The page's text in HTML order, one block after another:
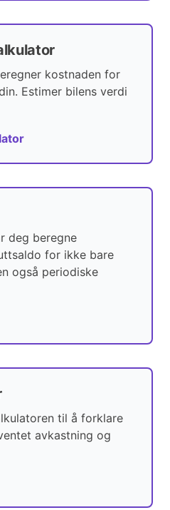
kostnaden for
Estimer bilens verdi
deg beregne
for ikke bare
også periodiske
til å forklare
avkastning og